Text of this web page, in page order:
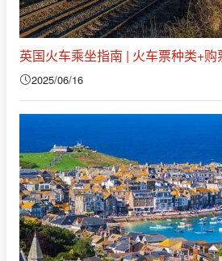
英国火车乘坐指南 | 火车票种类+
2025/06/16